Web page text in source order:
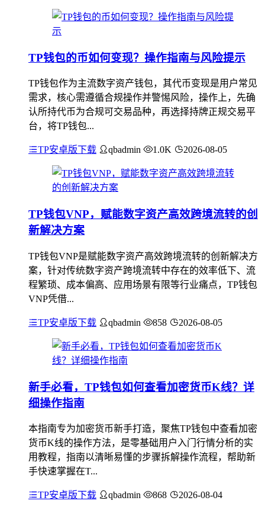
TP钱包的币如何变现？操作指南与风险提示
TP钱包作为主流数字资产钱包，其代币变现是用户常见
需求，核心需遵循合规操作并警惕风险，操作上，先确
认所持代币为合规可交易品种，再选择持牌正规交易平
台，将TP钱包...
TP安卓版下载 qbadmin 1.0K 2026-08-05
TP钱包VNP，赋能数字资产高效跨境流转的创
新解决方案
TP钱包VNP是赋能数字资产高效跨境流转的创新解决方
案，针对传统数字资产跨境流转中存在的效率低下、流
程繁琐、成本偏高、应用场景有限等行业痛点，TP钱包
VNP凭借...
TP安卓版下载 qbadmin 858 2026-08-05
新手必看，TP钱包如何查看加密货币K线？详
细操作指南
本指南专为加密货币新手打造，聚焦TP钱包中查看加密
货币K线的操作方法，是零基础用户入门行情分析的实
用教程，指南以清晰易懂的步骤拆解操作流程，帮助新
手快速掌握在T...
TP安卓版下载 qbadmin 868 2026-08-04